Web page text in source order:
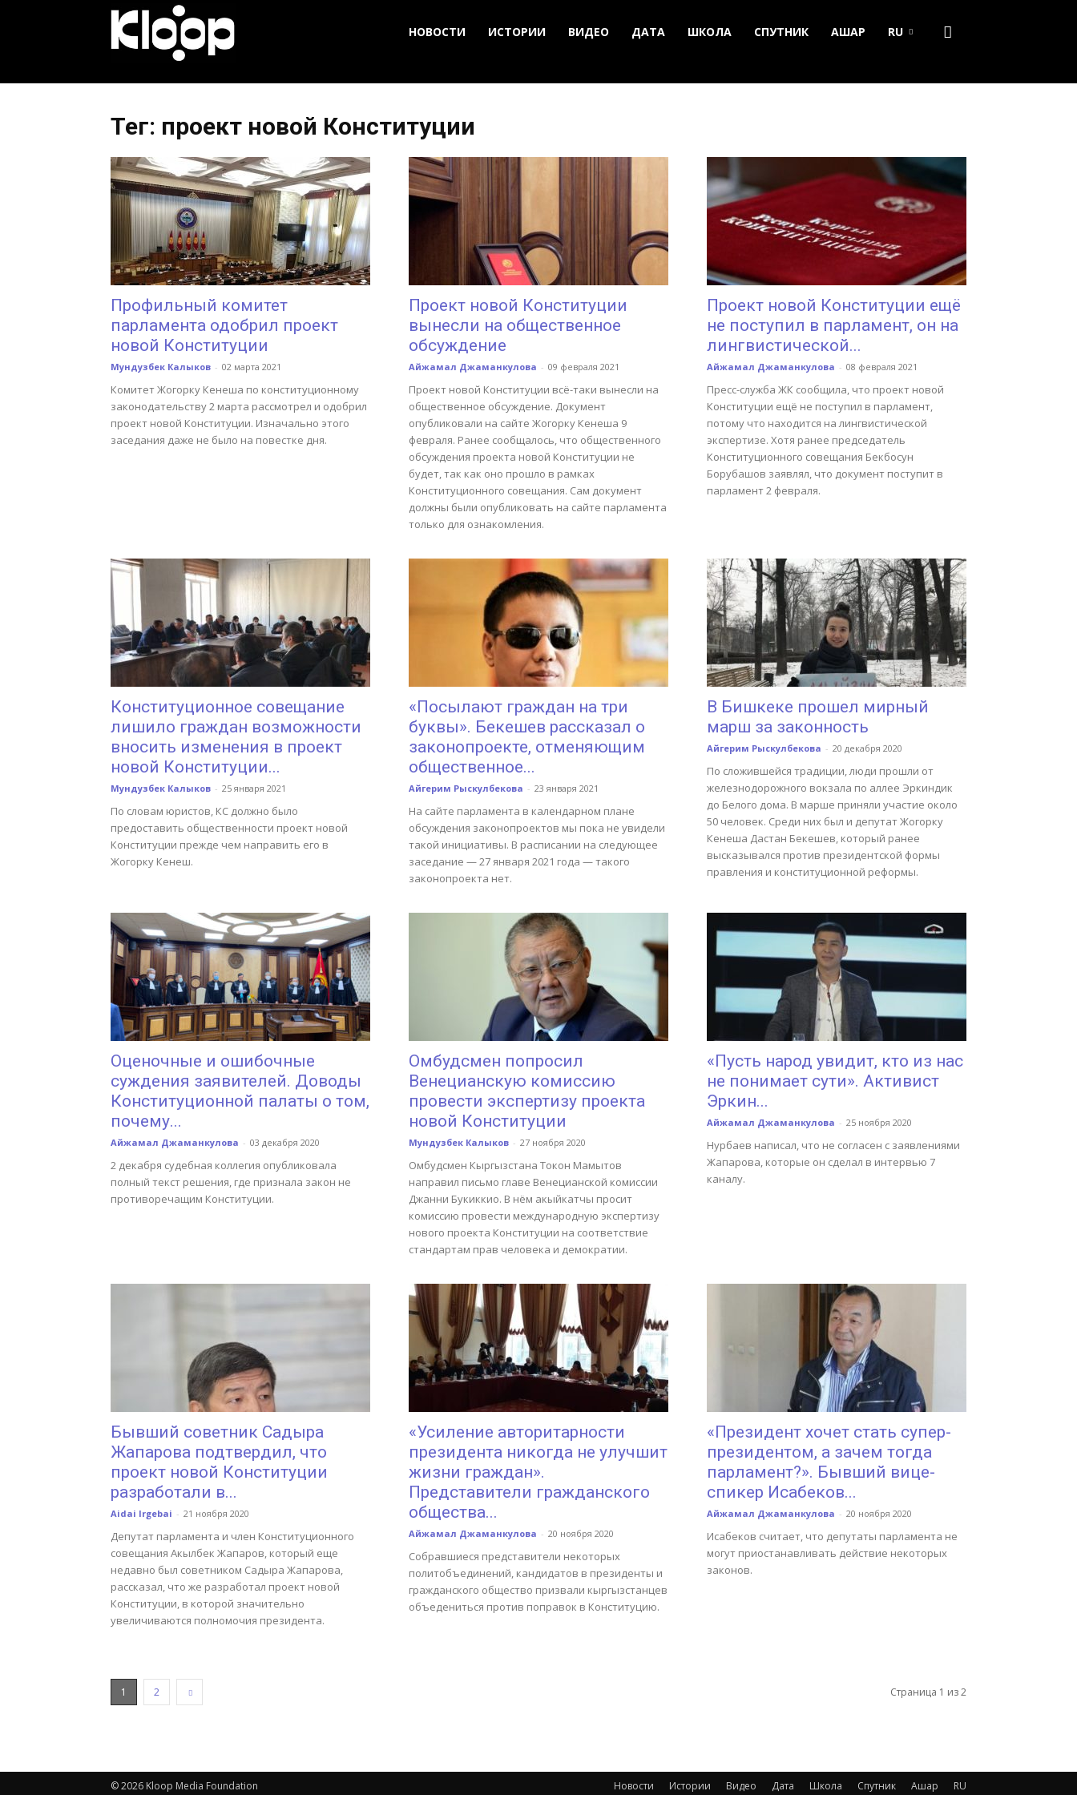
Новости
Кыргызстана
НОВОСТИ ИСТОРИИ ВИДЕО ДАТА ШКОЛА СПУТНИК АШАР RU
Тег: проект новой Конституции
Профильный комитет
парламента одобрил проект
новой Конституции
Мундузбек Калыков - 02 марта 2021
Комитет Жогорку Кенеша по конституционному
законодательству 2 марта рассмотрел и одобрил
проект новой Конституции. Изначально этого
заседания даже не было на повестке дня.
Проект новой Конституции
вынесли на общественное
обсуждение
Айжамал Джаманкулова - 09 февраля 2021
Проект новой Конституции всё-таки вынесли на
общественное обсуждение. Документ
опубликовали на сайте Жогорку Кенеша 9
февраля. Ранее сообщалось, что общественного
обсуждения проекта новой Конституции не
будет, так как оно прошло в рамках
Конституционного совещания. Сам документ
должны были опубликовать на сайте парламента
только для ознакомления.
Проект новой Конституции ещё
не поступил в парламент, он на
лингвистической...
Айжамал Джаманкулова - 08 февраля 2021
Пресс-служба ЖК сообщила, что проект новой
Конституции ещё не поступил в парламент,
потому что находится на лингвистической
экспертизе. Хотя ранее председатель
Конституционного совещания Бекбосун
Борубашов заявлял, что документ поступит в
парламент 2 февраля.
Конституционное совещание
лишило граждан возможности
вносить изменения в проект
новой Конституции...
Мундузбек Калыков - 25 января 2021
По словам юристов, КС должно было
предоставить общественности проект новой
Конституции прежде чем направить его в
Жогорку Кенеш.
«Посылают граждан на три
буквы». Бекешев рассказал о
законопроекте, отменяющим
общественное...
Айгерим Рыскулбекова - 23 января 2021
На сайте парламента в календарном плане
обсуждения законопроектов мы пока не увидели
такой инициативы. В расписании на следующее
заседание — 27 января 2021 года — такого
законопроекта нет.
В Бишкеке прошел мирный
марш за законность
Айгерим Рыскулбекова - 20 декабря 2020
По сложившейся традиции, люди прошли от
железнодорожного вокзала по аллее Эркиндик
до Белого дома. В марше приняли участие около
50 человек. Среди них был и депутат Жогорку
Кенеша Дастан Бекешев, который ранее
высказывался против президентской формы
правления и конституционной реформы.
Оценочные и ошибочные
суждения заявителей. Доводы
Конституционной палаты о том,
почему...
Айжамал Джаманкулова - 03 декабря 2020
2 декабря судебная коллегия опубликовала
полный текст решения, где признала закон не
противоречащим Конституции.
Омбудсмен попросил
Венецианскую комиссию
провести экспертизу проекта
новой Конституции
Мундузбек Калыков - 27 ноября 2020
Омбудсмен Кыргызстана Токон Мамытов
направил письмо главе Венецианской комиссии
Джанни Букиккио. В нём акыйкатчы просит
комиссию провести международную экспертизу
нового проекта Конституции на соответствие
стандартам прав человека и демократии.
«Пусть народ увидит, кто из нас
не понимает сути». Активист
Эркин...
Айжамал Джаманкулова - 25 ноября 2020
Нурбаев написал, что не согласен с заявлениями
Жапарова, которые он сделал в интервью 7
каналу.
Бывший советник Садыра
Жапарова подтвердил, что
проект новой Конституции
разработали в...
Aidai Irgebai - 21 ноября 2020
Депутат парламента и член Конституционного
совещания Акылбек Жапаров, который еще
недавно был советником Садыра Жапарова,
рассказал, что же разработал проект новой
Конституции, в которой значительно
увеличиваются полномочия президента.
«Усиление авторитарности
президента никогда не улучшит
жизни граждан».
Представители гражданского
общества...
Айжамал Джаманкулова - 20 ноября 2020
Собравшиеся представители некоторых
политобъединений, кандидатов в президенты и
гражданского общество призвали кыргызстанцев
объедениться против поправок в Конституцию.
«Президент хочет стать супер-
президентом, а зачем тогда
парламент?». Бывший вице-
спикер Исабеков...
Айжамал Джаманкулова - 20 ноября 2020
Исабеков считает, что депутаты парламента не
могут приостанавливать действие некоторых
законов.
1 2 Страница 1 из 2
Новости Истории Видео Дата Школа Спутник Ашар RU
© 2026 Kloop Media Foundation